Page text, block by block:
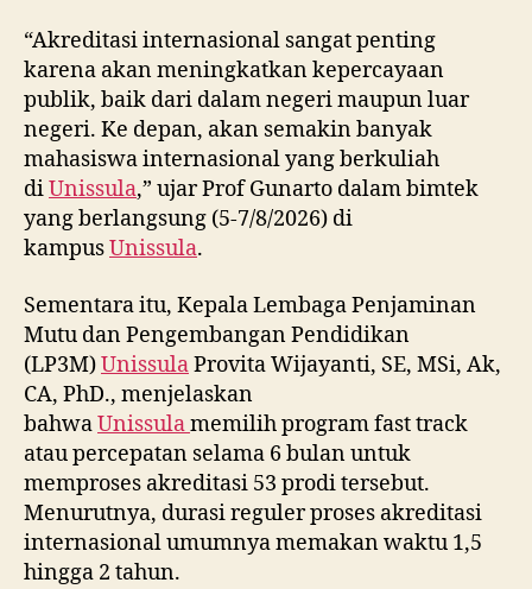
“Akreditasi internasional sangat penting
karena akan meningkatkan kepercayaan
publik, baik dari dalam negeri maupun luar
negeri. Ke depan, akan semakin banyak
mahasiswa internasional yang berkuliah
diUnissula,” ujar Prof Gunarto dalam bimtek
yang berlangsung (5-7/8/2026) di
kampusUnissula.
Sementara itu, Kepala Lembaga Penjaminan
Mutu dan Pengembangan Pendidikan
(LP3M)UnissulaProvita Wijayanti, SE, MSi, Ak,
CA, PhD., menjelaskan
bahwaUnissulamemilih program fast track
atau percepatan selama 6 bulan untuk
memproses akreditasi 53 prodi tersebut.
Menurutnya, durasi reguler proses akreditasi
internasional umumnya memakan waktu 1,5
hingga 2 tahun.